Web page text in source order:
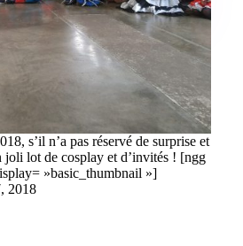
s’il n’a pas réservé de surprise et
joli lot de cosplay et d’invités ! [ngg
»basic_thumbnail »]
2018